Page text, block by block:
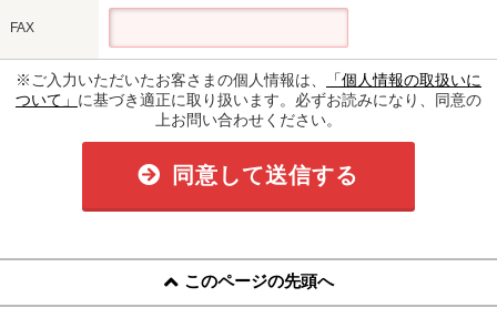
FAX
※ご入力いただいたお客さまの個人情報は、
「個人情報の取扱いに
ついて」 に基づき適正に取り扱います。必ずお読みになり、同意の
上お問い合わせください。
同意して送信する
このページの先頭へ